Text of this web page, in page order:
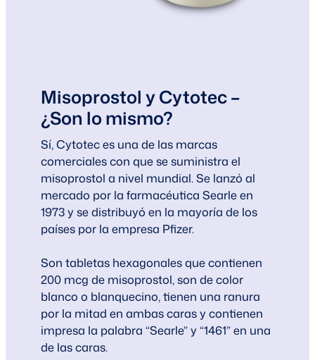
Misoprostol y Cytotec –
¿Son lo mismo?
Sí, Cytotec es una de las marcas
comerciales con que se suministra el
misoprostol a nivel mundial. Se lanzó al
mercado por la farmacéutica Searle en
1973 y se distribuyó en la mayoría de los
países por la empresa Pfizer.
Son tabletas hexagonales que contienen
200 mcg de misoprostol, son de color
blanco o blanquecino, tienen una ranura
por la mitad en ambas caras y contienen
impresa la palabra “Searle” y “1461” en una
de las caras.